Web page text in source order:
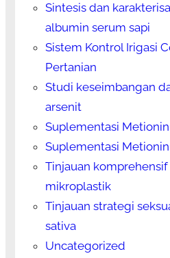
Sintesis dan
albumin serum sapi
Sistem Kontrol Irigasi
Pertanian
Studi keseimbangan
arsenit
Suplementasi Metionin
Suplementasi
Tinjauan
mikroplastik
Tinjauan strategi
sativa
Uncategorized